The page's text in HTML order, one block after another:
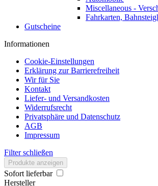
Miscellaneous -
Fahrkarten,
Gutscheine
Informationen
Cookie-Einstellungen
Erklärung zur Barrierefreiheit
Wir für Sie
Kontakt
Liefer- und Versandkosten
Widerrufsrecht
Privatsphäre und Datenschutz
AGB
Impressum
Filter schließen
Produkte anzeigen
Sofort lieferbar
Hersteller